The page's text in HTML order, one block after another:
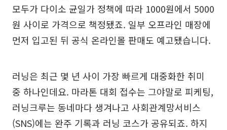
모두가 다이소 균일가 정책에 따라 1000원에서 5000
원 사이로 가격으로 책정됐죠. 일부 오프라인 매장에
먼저 입고된 뒤 공식 온라인몰 판매도 예고됐습니다.
러닝은 최근 몇 년 사이 가장 빠르게 대중화한 취미
중 하나인데요. 마라톤 대회 접수는 그야말로 피케팅,
러닝크루는 동네마다 생겨나고 사회관계망서비스
(SNS)에는 완주 기록과 러닝 코스가 공유되죠. 하지